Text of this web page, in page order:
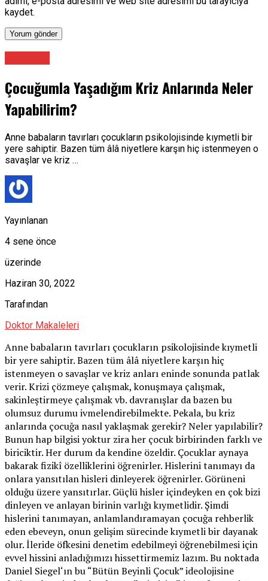
kaydet.
Çocuğumla Yaşadığım Kriz Anlarında Neler
Yapabilirim?
Anne babaların tavırları çocukların psikolojisinde kıymetli bir
yere sahiptir. Bazen tüm âlâ niyetlere karşın hiç istenmeyen o
savaşlar ve kriz …
Yayınlanan
4 sene önce
üzerinde
Haziran 30, 2022
Tarafından
Doktor Makaleleri
Anne babaların tavırları çocukların psikolojisinde kıymetli
bir yere sahiptir. Bazen tüm âlâ niyetlere karşın hiç
istenmeyen o savaşlar ve kriz anları eninde sonunda patlak
verir. Krizi çözmeye çalışmak, konuşmaya çalışmak,
sakinleştirmeye çalışmak vb. davranışlar da bazen bu
olumsuz durumu ivmelendirebilmekte. Pekala, bu kriz
anlarında çocuğa nasıl yaklaşmak gerekir? Neler yapılabilir?
Bunun hap bilgisi yoktur zira her çocuk birbirinden farklı ve
biriciktir. Her durum da kendine özeldir. Çocuklar aynaya
bakarak fizikî özelliklerini öğrenirler. Hislerini tanımayı da
onlara yansıtılan hisleri dinleyerek öğrenirler. Görüneni
olduğu üzere yansıtırlar. Güçlü hisler içindeyken en çok bizi
dinleyen ve anlayan birinin varlığı kıymetlidir. Şimdi
hislerini tanımayan, anlamlandıramayan çocuğa rehberlik
eden ebeveyn, onun gelişim sürecinde kıymetli bir dayanak
olur. İleride öfkesini denetim edebilmeyi öğrenebilmesi için
evvel hissini anladığımızı hissettirmemiz lazım. Bu noktada
Daniel Siegel‘ın bu “Bütün Beyinli Çocuk” ideolojisine